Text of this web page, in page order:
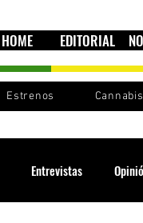
HOME EDITORIAL
Estrenos Cannabis
Entrevistas